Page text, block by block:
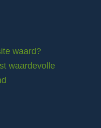
waard?
waardevolle